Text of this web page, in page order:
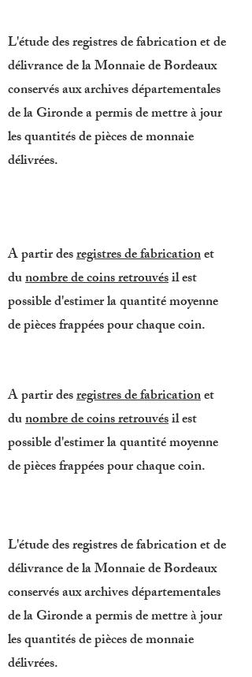
L'étude des registres de fabrication et de
délivrance de la Monnaie de Bordeaux
conservés aux archives départementales
de la Gironde a permis de mettre à jour
les quantités de pièces de monnaie
délivrées.
L'étude des registres de fabrication et de
délivrance de la Monnaie de Bordeaux
conservés aux archives départementales
de la Gironde a permis de mettre à jour
les quantités de pièces de monnaie
délivrées.
A partir desregistres de fabricationet
dunombre de coins retrouvésil est
possible d'estimer la quantité moyenne
de pièces frappées pour chaque coin.
A partir desregistres de fabricationet
dunombre de coins retrouvésil est
possible d'estimer la quantité moyenne
de pièces frappées pour chaque coin.